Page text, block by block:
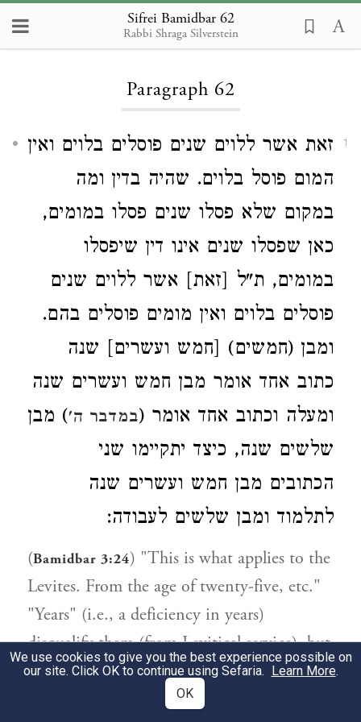
Sifrei Bamidbar 62
Rabbi Shraga Silverstein
Loading...
Paragraph 62
1
זאת אשר ללוים שנים פוסלים בלוים ואין
המום פוסל בלוים. שהיה בדין ומה
במקום שלא פסלו שנים פסלו במומים,
כאן שפסלו שנים אינו דין שיפסלו
במומים, ת"ל [זאת] אשר ללוים שנים
פוסלים בלוים ואין מומים פוסלים בהם.
ומבן (חמשים) [חמש ועשרים] שנה
כתוב אחד אומר מבן חמש ועשרים שנה
ומעלה וכתוב אחד אומר (במדבר ה') מבן
שלשים שנה, כיצד יתקיימו שני
הכתובים מבן חמש ועשרים שנה
לתלמוד ומבן שלשים לעבודה:
(Bamidbar 3:24) "This is what applies to the
Levites. From the age of twenty-five, etc."
"Years" (i.e., a deficiency in years)
disqualify them (from Levitical service), but
blemishes do not. For it would follow
(otherwise), viz.: If where years do not
We use cookies to give you the best experience possible on
our site. Click OK to continue using Sefaria. Learn More.
OK